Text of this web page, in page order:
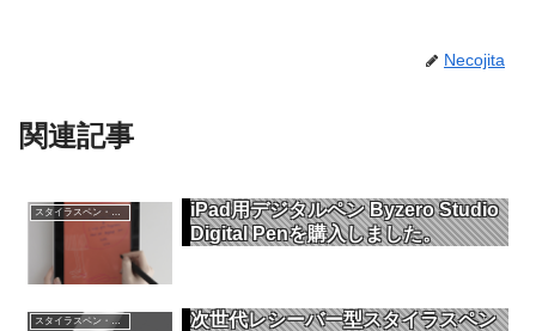
Necojita
関連記事
スタイラスペン・タッチペン
iPad用デジタルペン Byzero Studio
Digital Penを購入しました。
スタイラスペン・タッチペン
次世代レシーバー型スタイラスペン